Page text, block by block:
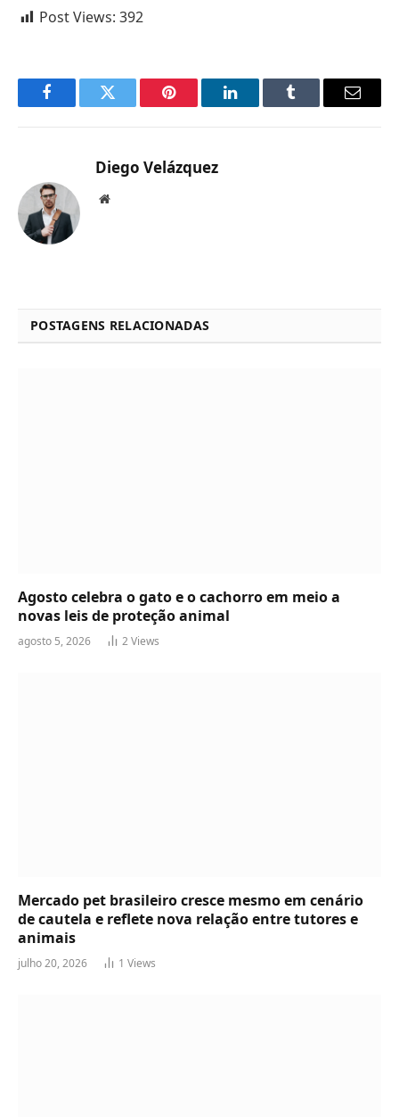
Post Views: 392
FacebookTwitter Pinterest LinkedInTumblr Email
Diego Velázquez
Website
POSTAGENS RELACIONADAS
Agosto celebra o gato e o cachorro em meio a
novas leis de proteção animal
agosto 5, 2026 2Views
Mercado pet brasileiro cresce mesmo em cenário
de cautela e reflete nova relação entre tutores e
animais
julho 20, 2026 1 Views